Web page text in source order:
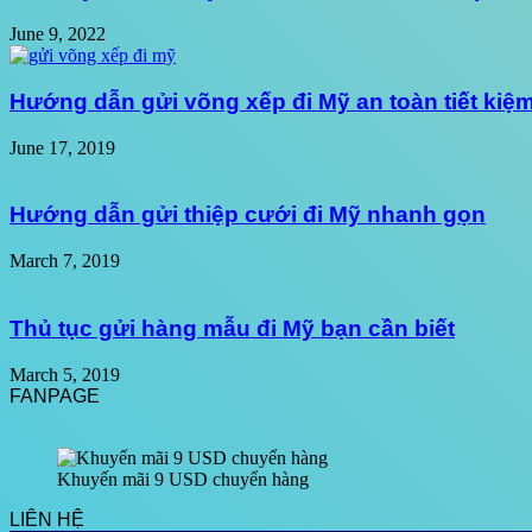
June 9, 2022
Hướng dẫn gửi võng xếp đi Mỹ an toàn tiết
June 17, 2019
Hướng dẫn gửi thiệp cưới đi Mỹ nhanh gọn
March 7, 2019
Thủ tục gửi hàng mẫu đi Mỹ bạn cần biết
March 5, 2019
FANPAGE
Khuyến mãi 9 USD chuyển hàng
LIÊN HỆ